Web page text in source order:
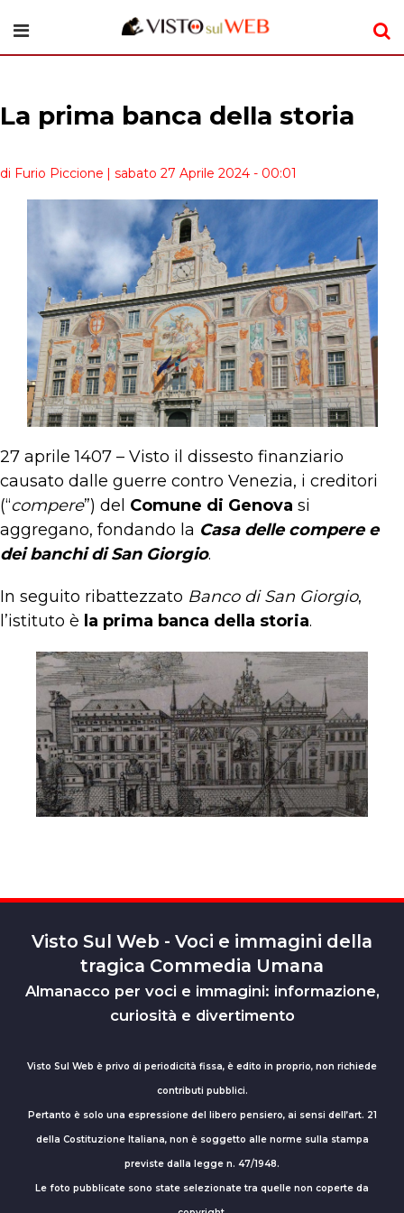
La prima banca della storia
di Furio Piccione | sabato 27 Aprile 2024 - 00:01
27 aprile 1407 – Visto il dissesto finanziario
causato dalle guerre contro Venezia, i creditori
(“compere”) del Comune di Genova si
aggregano, fondando la Casa delle compere e
dei banchi di San Giorgio.
In seguito ribattezzato Banco di San Giorgio,
l’istituto è la prima banca della storia.
Visto Sul Web - Voci e immagini della
tragica Commedia Umana
Almanacco per voci e immagini: informazione,
curiosità e divertimento
Visto Sul Web è privo di periodicità fissa, è edito in proprio, non richiede
contributi pubblici.
Pertanto è solo una espressione del libero pensiero, ai sensi dell’art. 21
della Costituzione Italiana, non è soggetto alle norme sulla stampa
previste dalla legge n. 47/1948.
Le foto pubblicate sono state selezionate tra quelle non coperte da